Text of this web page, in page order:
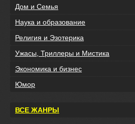
Дом и Семья
Наука и образование
Религия и Эзотерика
Ужасы, Триллеры и Мистика
Экономика и бизнес
Юмор
ВСЕ ЖАНРЫ